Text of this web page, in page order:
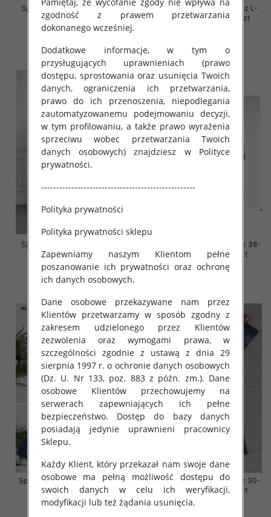
Spodnie damskie jeansy Roz L-
4XL, 1 Kolor Paczka 12 szt
54.00 zł
szczegóły
Spodnie damskie jeansy Roz L-
4XL, 1 Kolor Paczka 12 szt
szczegóły
Spodnie damskie jeansy Roz L-
4XL, 1 Kolor Paczka 12 szt
54.00 zł
szczegóły
Spodnie damskie jeansy Roz 38-
48, 1 Kolor Paczka 12 szt
54.00 zł
Spodnie damskie jeansy Roz 38-
48, 1 Kolor Paczka 12 szt
54.00 zł
Spodnie damskie jeansy Roz 30-
38, 1 Kolor Paczka 10 szt
68.00 zł
zgodność z prawem przetwarzania
dokonanego wcześniej.
Dodatkowe informacje, w tym o
przysługujących uprawnieniach (prawo
dostępu, sprostowania oraz usunięcia Twoich
danych, ograniczenia ich przetwarzania,
prawo do ich przenoszenia, niepodlegania
zautomatyzowanemu podejmowaniu decyzji,
w tym profilowaniu, a także prawo wyrażenia
sprzeciwu wobec przetwarzania Twoich
danych osobowych) znajdziesz w Polityce
prywatności.
---------------------------------------------------
Polityka prywatności
Polityka prywatności sklepu
Zapewniamy naszym Klientom pełne
poszanowanie ich prywatności oraz ochronę
ich danych osobowych.
Dane osobowe przekazywane nam przez
Klientów przetwarzamy w sposób zgodny z
zakresem udzielonego przez Klientów
zezwolenia oraz wymogami prawa, w
szczególności zgodnie z ustawą z dnia 29
sierpnia 1997 r. o ochronie danych osobowych
(Dz. U. Nr 133, poz. 883 z późn. zm.). Dane
osobowe Klientów przechowujemy na
serwerach zapewniających ich pełne
bezpieczeństwo. Dostęp do bazy danych
posiadają jedynie uprawnieni pracownicy
Sklepu.
Każdy Klient, który przekazał nam swoje dane
osobowe ma pełną możliwość dostępu do
swoich danych w celu ich weryfikacji,
modyfikacji lub też żądania usunięcia.